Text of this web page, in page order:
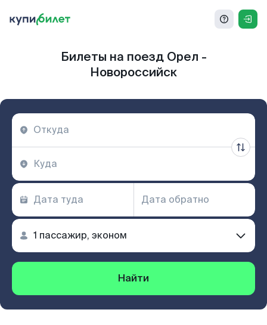
Билеты на поезд Орел -
Новороссийск
Найти